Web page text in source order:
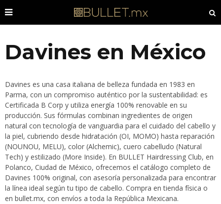
Davines en México
Davines es una casa italiana de belleza fundada en 1983 en
Parma, con un compromiso auténtico por la sustentabilidad: es
Certificada B Corp y utiliza energía 100% renovable en su
producción. Sus fórmulas combinan ingredientes de origen
natural con tecnología de vanguardia para el cuidado del cabello y
la piel, cubriendo desde hidratación (OI, MOMO) hasta reparación
(NOUNOU, MELU), color (Alchemic), cuero cabelludo (Natural
Tech) y estilizado (More Inside). En BULLET Hairdressing Club, en
Polanco, Ciudad de México, ofrecemos el catálogo completo de
Davines 100% original, con asesoría personalizada para encontrar
la línea ideal según tu tipo de cabello. Compra en tienda física o
en bullet.mx, con envíos a toda la República Mexicana.